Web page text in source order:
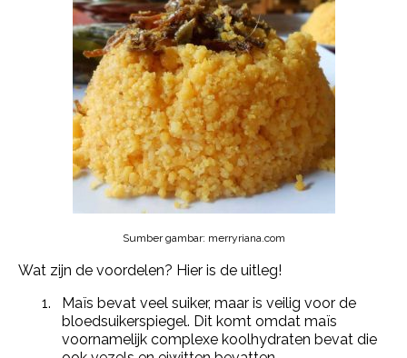
Sumber gambar: merryriana.com
Wat zijn de voordelen? Hier is de uitleg!
Maïs bevat veel suiker, maar is veilig voor de
bloedsuikerspiegel. Dit komt omdat maïs
voornamelijk complexe koolhydraten bevat die